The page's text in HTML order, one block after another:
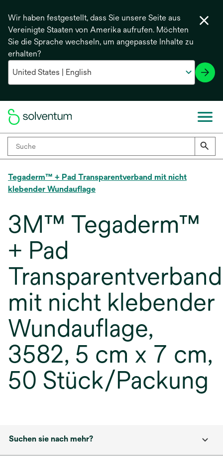
Wir haben festgestellt, dass Sie unsere Seite aus
Vereinigte Staaten von Amerika aufrufen. Möchten
Sie die Sprache wechseln, um angepasste Inhalte zu
erhalten?
Tegaderm™ + Pad Transparentverband mit nicht
klebender Wundauflage
3M™ Tegaderm™
+ Pad
Transparentverband
mit nicht klebender
Wundauflage,
3582, 5 cm x 7 cm,
50 Stück/Packung
Suchen sie nach mehr?